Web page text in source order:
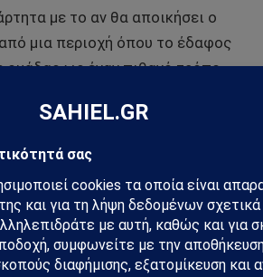
με το αν θα αποικήσει ο
μια περιοχή όπου το έδαφος
ομάδας ως έναν πιθανό τρόπο
χρησιμοποιήσουμε τη Γη ως
Δρ. Άμπιλας Ραματσαντράν,
Αρκάνσας.
τις ειδήσεις.